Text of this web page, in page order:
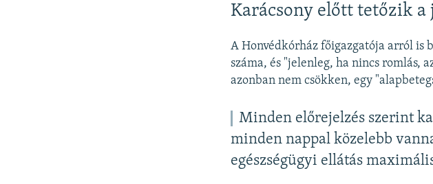
Karácsony előtt tetőzik a
A Honvédkórház főigazgatója arról is
száma, és "jelenleg, ha nincs romlás,
azonban nem csökken, egy
Minden előrejelzés szerint
minden nappal közelebb
egészségügyi ellátás